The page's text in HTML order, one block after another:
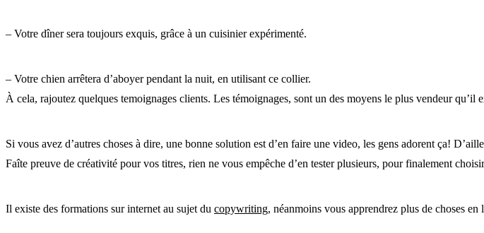
– Votre dîner sera toujours exquis, grâce à un cuisinier expérimenté.
– Votre chien arrêtera d’aboyer pendant la nuit, en utilisant ce collier.
À cela, rajoutez quelques temoignages clients. Les témoignages, sont un des moyens le plus vendeur qu’il
Si vous avez d’autres choses à dire, une bonne solution est d’en faire une video, les gens adorent ça!
Faîte preuve de créativité pour vos titres, rien ne vous empêche d’en tester plusieurs, pour finalement
Il existe des formations sur internet au sujet du copywriting, néanmoins vous apprendrez plus de choses